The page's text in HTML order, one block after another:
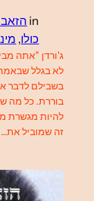
in
כולו,
ג'ורדן "אתה
לא בגלל
בשבילם לדבר
בוררת. כל מה
להיות מגשרת
זה שמוביל את…